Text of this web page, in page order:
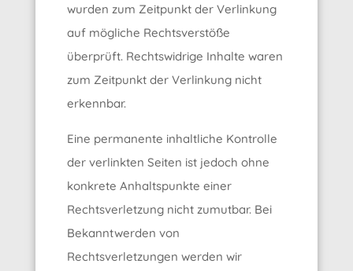
wurden zum Zeitpunkt der Verlinkung
auf mögliche Rechtsverstöße
überprüft. Rechtswidrige Inhalte waren
zum Zeitpunkt der Verlinkung nicht
erkennbar.
Eine permanente inhaltliche Kontrolle
der verlinkten Seiten ist jedoch ohne
konkrete Anhaltspunkte einer
Rechtsverletzung nicht zumutbar. Bei
Bekanntwerden von
Rechtsverletzungen werden wir